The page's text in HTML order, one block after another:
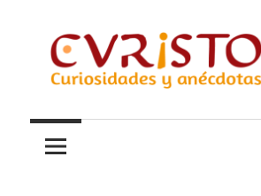
contenido
Curistoria
y
anécdotas